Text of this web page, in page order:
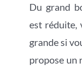
Du grand
est réduite,
grande si
propose un